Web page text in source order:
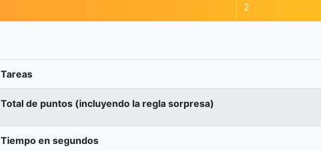
2
Tareas
Total de puntos (incluyendo la regla sorpresa)
Tiempo en segundos